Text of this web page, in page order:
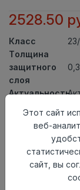
2528.50
Класс
Толщина
защитного
слоя
Актуальность
Размер
доски
Теплый пол
до
Способ
укладки
4V
Этот сайт
веб-
сайт, вы